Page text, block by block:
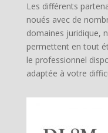
Les différents
noués avec de
domaines juridique,
permettent en tout
le professionnel
adaptée à votre